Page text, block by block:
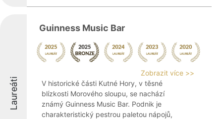
Laureáti
Guinness Music Bar
Zobrazit více >>
V historické části Kutné Hory, v těsné
blízkosti Morového sloupu, se nachází
známý Guinness Music Bar. Podnik je
charakteristický pestrou paletou nápojů,